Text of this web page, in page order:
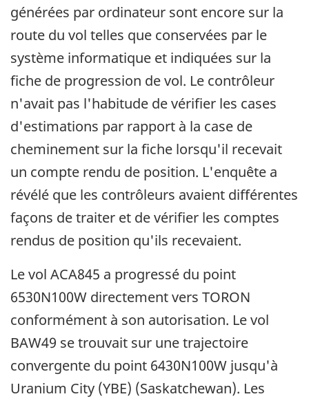
générées par ordinateur sont encore sur la
route du vol telles que conservées par le
système informatique et indiquées sur la
fiche de progression de vol. Le contrôleur
n'avait pas l'habitude de vérifier les cases
d'estimations par rapport à la case de
cheminement sur la fiche lorsqu'il recevait
un compte rendu de position. L'enquête a
révélé que les contrôleurs avaient différentes
façons de traiter et de vérifier les comptes
rendus de position qu'ils recevaient.
Le vol ACA845 a progressé du point
6530N100W directement vers TORON
conformément à son autorisation. Le vol
BAW49 se trouvait sur une trajectoire
convergente du point 6430N100W jusqu'à
Uranium City (YBE) (Saskatchewan). Les